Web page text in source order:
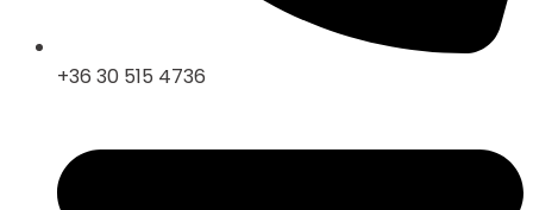
+36 30 515 4736